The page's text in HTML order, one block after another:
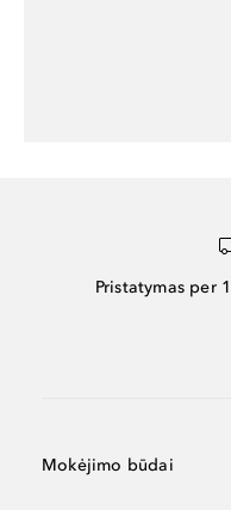
Pristatymas per
Mokėjimo būdai